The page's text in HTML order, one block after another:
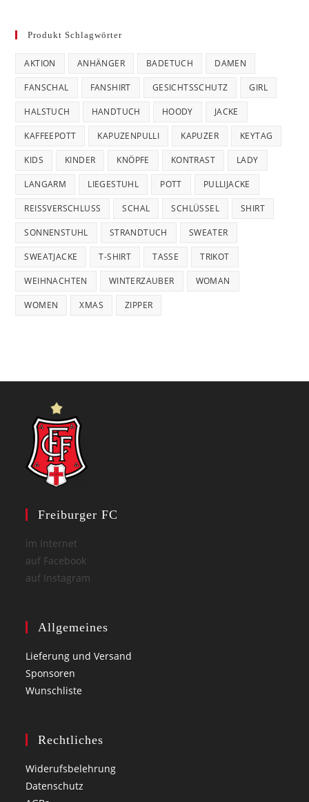
Produkt Schlagwörter
AKTION ANHÄNGER BADETUCH DAMEN
FANSCHAL FANSHIRT GESICHTSSCHUTZ GIRL
HALSTUCH HANDTUCH HOODY JACKE
KAFFEEPOTT KAPUZENPULLI KAPUZER KEYTAG
KIDS KINDER KNÖPFE KONTRAST LADY
LANGARM LIEGESTUHL POTT PULLIJACKE
REISSVERSCHLUSS SCHAL SCHLÜSSEL SHIRT
SONNENSTUHL STRANDTUCH SWEATER
SWEATJACKE T-SHIRT TASSE TRIKOT
WEIHNACHTEN WINTERZAUBER WOMAN
WOMEN XMAS ZIPPER
Freiburger FC
im Internet
auf Facebook
auf Instagram
Allgemeines
Lieferung und Versand
Sponsoren
Wunschliste
Rechtliches
Widerufsbelehrung
Datenschutz